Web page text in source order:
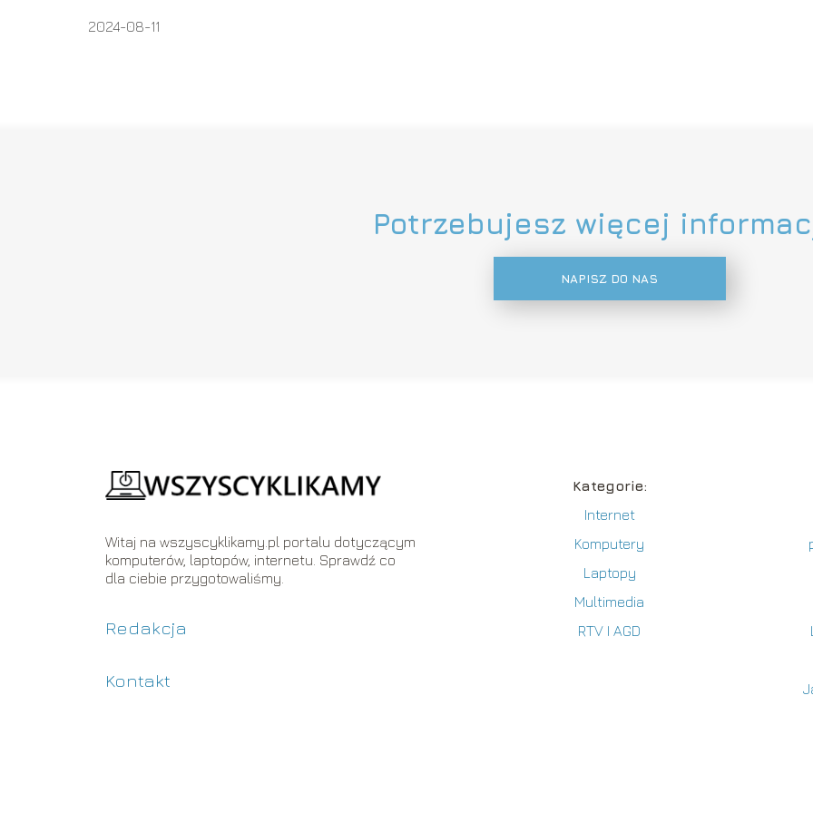
2024-08-11
Potrzebujesz więcej
NAPISZ DO NAS
Witaj na wszyscyklikamy.pl portalu dotyczącym
komputerów, laptopów, internetu. Sprawdź co
dla ciebie przygotowaliśmy.
Redakcja
Kontakt
Kategorie:
Internet
Komputery
Laptopy
Multimedia
RTV I AGD